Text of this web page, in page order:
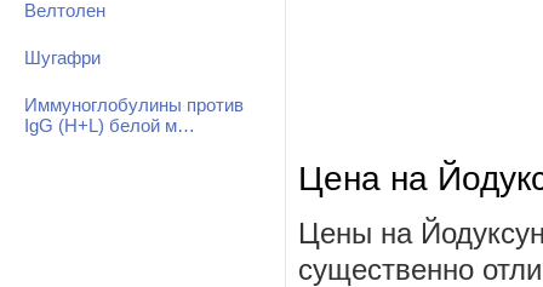
Велтолен
Шугафри
Иммуноглобулины против
IgG (H+L) белой м…
Цена на
Цены на
существенно